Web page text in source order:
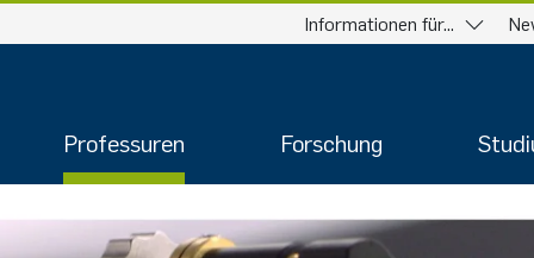
Informationen für...
Professuren Forschung